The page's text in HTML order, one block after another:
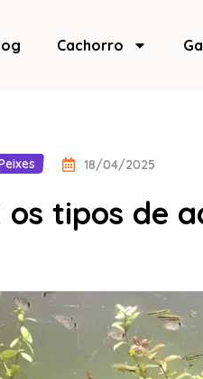
Cachorro
18/04/2025
os tipos de